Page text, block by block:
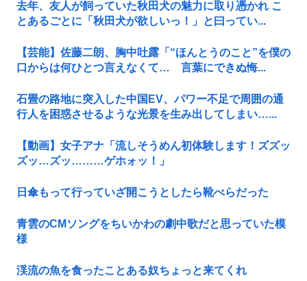
去年、友人が飼っていた秋田犬の魅力に取り憑かれ こ
とあるごとに「秋田犬が欲しいっ！」と曰ってい...
【芸能】佐藤二朗、胸中吐露「“ほんとうのこと”を僕の
口からは何ひとつ言えなくて… 言葉にできぬ悔...
石畳の路地に突入した中国EV、パワー不足で周囲の通
行人を困惑させるような光景を生み出してしまい…...
【動画】女子アナ「流しそうめん初体験します！ズズッ
ズッ…ズッ………ゲホォッ！」
日傘もって行っていざ開こうとしたら靴べらだった
青雲のCMソングをちいかわの劇中歌だと思っていた模
様
渓流の魚を食ったことある奴ちょっと来てくれ